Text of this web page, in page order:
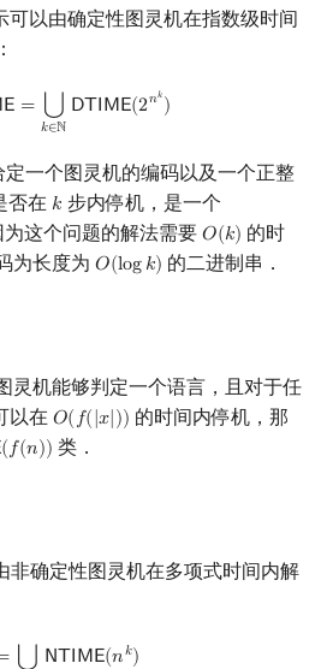
可以由确定性图灵机在指数级时间
𝖤 = ⋃
𝑘∈ℕ
𝖣𝖳 𝖨𝖬𝖤(2𝑛𝑘)
= ⋃k ∈ NDTIME(2nk)
一个图灵机的编码以及一个正整
否在 𝑘
k 步内停机，是一个
为这个问题的解法需要𝑂(𝑘)
O(k) 的时
为长度为𝑂(log𝑘)
O(logk) 的二进制串．
灵机能够判定一个语言，且对于任
以在𝑂(𝑓(|𝑥|))
O(f(| x|) )
的时间内停机，那
(𝑓(𝑛))
f(n)) 类．
非确定性图灵机在多项式时间内解
⋃ 𝖭 𝖳 𝖨𝖬𝖤(𝑛𝑘)
k ∈ NNTIME(nk)